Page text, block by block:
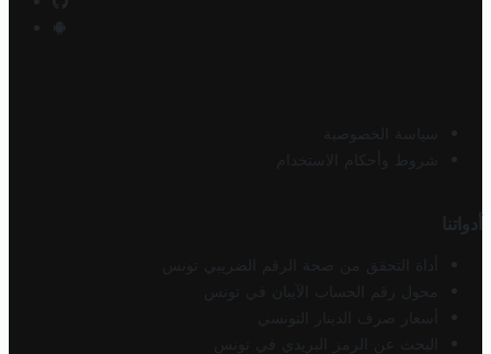
سياسة الخصوصية
شروط وأحكام الاستخدام
أدواتنا
أداة التحقق من صحة الرقم الضريبي تونس
محول رقم الحساب الآيبان في تونس
أسعار صرف الدينار التونسي
البحث عن الرمز البريدي في تونس